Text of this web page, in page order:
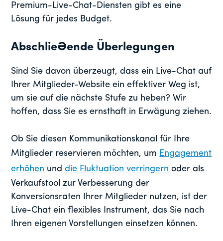
Premium-Live-Chat-Diensten gibt es eine
Lösung für jedes Budget.
Abschließende Überlegungen
Sind Sie davon überzeugt, dass ein Live-Chat auf
Ihrer Mitglieder-Website ein effektiver Weg ist,
um sie auf die nächste Stufe zu heben? Wir
hoffen, dass Sie es ernsthaft in Erwägung ziehen.
Ob Sie diesen Kommunikationskanal für Ihre
Mitglieder reservieren möchten, um Engagement
erhöhen unddie Fluktuation verringern oder als
Verkaufstool zur Verbesserung der
Konversionsraten Ihrer Mitglieder nutzen, ist der
Live-Chat ein flexibles Instrument, das Sie nach
Ihren eigenen Vorstellungen einsetzen können.